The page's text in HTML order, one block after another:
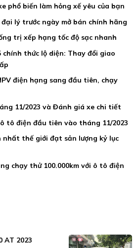
phổ biến làm hỏng xế yêu của bạn
đại lý trước ngày mở bán chính hãng
trị xếp hạng tốc độ sạc nhanh
chính thức lộ diện: Thay đổi giao
điện hạng sang đầu tiên, chạy
11/2023 và Đánh giá xe chi tiết
tô điện đầu tiên vào tháng 11/2023
thế giới đạt sản lượng kỷ lục
chạy thử 100.000km với ô tô điện
AT 2023